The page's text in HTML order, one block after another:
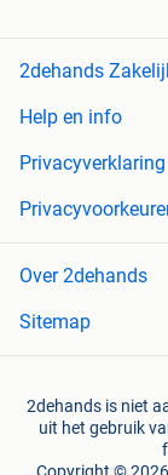
2dehands
Help en info
Privacyverklaring
Over 2dehands
Sitemap
2dehands is niet
uit het gebruik